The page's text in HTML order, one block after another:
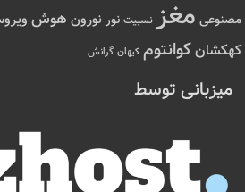
مصنوعی مغز نسبیت نور نورون هوش
کهکشانکوانتوم کیهان گرانش
میزبانی توسط